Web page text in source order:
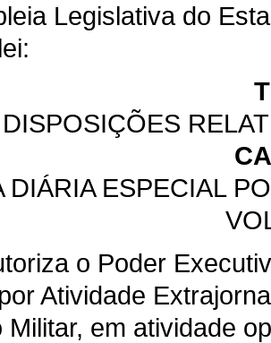
Legislativa do
DIÁRIA ESPECIAL
o Poder
Atividade
Militar, em atividade